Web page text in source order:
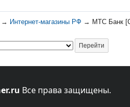
→ Интернет-магазины РФ → МТС Банк
Все права защищены.